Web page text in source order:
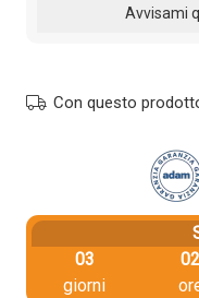
Con questo
03
giorni
02